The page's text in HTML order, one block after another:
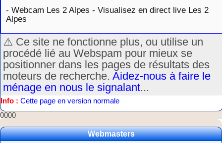
- Webcam Les 2 Alpes - Visualisez en direct live Les 2
Alpes
⚠️ Ce site ne fonctionne plus, ou utilise un
procédé lié au Webspam pour mieux se
positionner dans les pages de résultats des
moteurs de recherche. Aidez-nous à faire le
ménage en nous le signalant...
Info : Cette page en version normale
0000
Webmasters